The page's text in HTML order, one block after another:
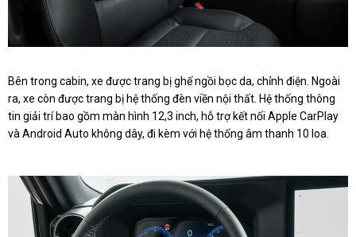
Bên trong cabin, xe được trang bị ghế ngồi bọc da, chỉnh điện. Ngoài
ra, xe còn được trang bị hệ thống đèn viền nội thất. Hệ thống thông
tin giải trí bao gồm màn hình 12,3 inch, hỗ trợ kết nối Apple CarPlay
và Android Auto không dây, đi kèm với hệ thống âm thanh 10 loa.